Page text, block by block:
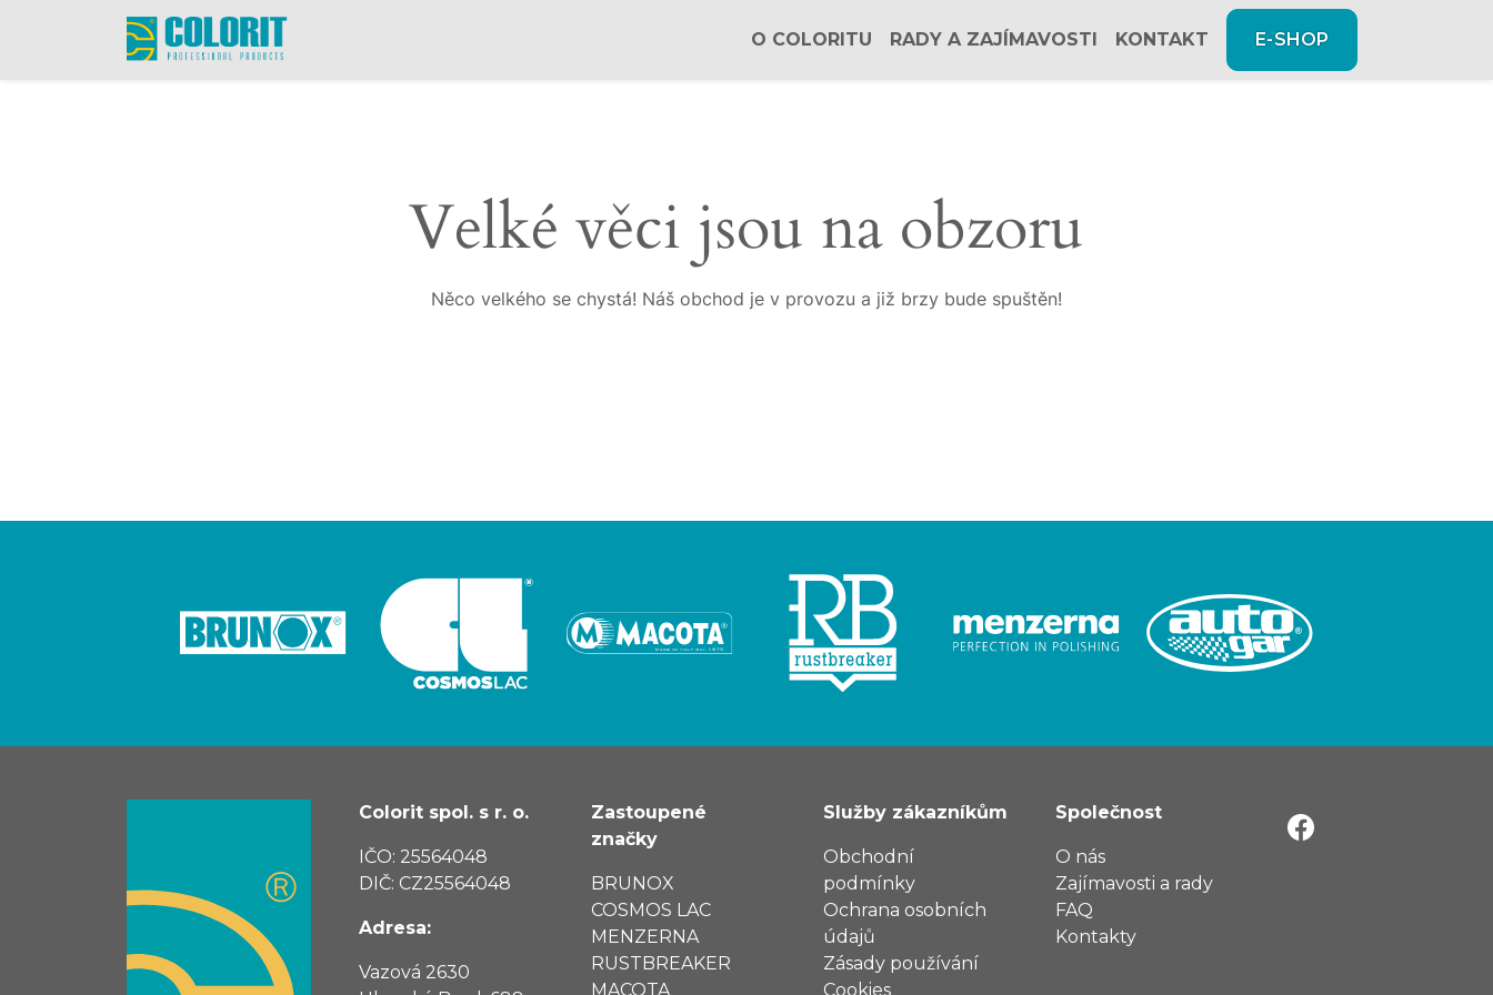
O COLORITU RADY A ZAJÍMAVOSTI KONTAKT E-SHOP
Velké věci jsou na obzoru
Něco velkého se chystá! Náš obchod je v provozu a již brzy bude spuštěn!
Colorit spol. s r. o.
IČO: 25564048
DIČ: CZ25564048
Adresa:
Vazová 2630
Zastoupené
značky
BRUNOX
COSMOS LAC
MENZERNA
RUSTBREAKER
MACOTA
Služby zákazníkům
Obchodní
podmínky
Ochrana osobních
údajů
Zásady používání
Cookies
Společnost
O nás
Zajímavosti a rady
FAQ
Kontakty